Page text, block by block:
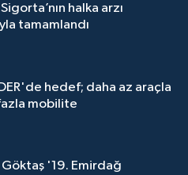
halka arzı
tamamlandı
hedef; daha az araçla
mobilite
Göktaş '19. Emirdağ